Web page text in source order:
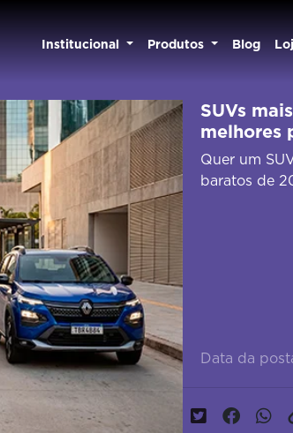
Institucional Produtos Blog
SUVs
melhores
Quer um
baratos de
Data da